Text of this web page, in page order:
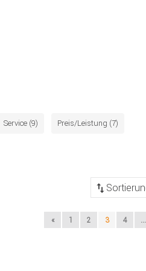
Service (9) Preis/Leistung (7)
« 1 2 3 4 ...